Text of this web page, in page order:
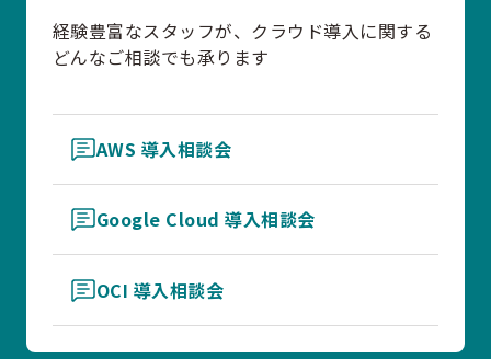
経験豊富なスタッフが、クラウド導入に関する
どんなご相談でも承ります
AWS 導入相談会
Google Cloud 導入相談会
OCI 導入相談会